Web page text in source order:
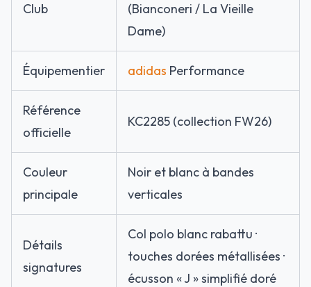
Club
(Bianconeri / La Vieille
Dame)
Équipementier adidas Performance
Référence
officielle
KC2285 (collection FW26)
Couleur
principale
Noir et blanc à bandes
verticales
Détails
signatures
Col polo blanc rabattu ·
touches dorées métallisées ·
écusson « J » simplifié doré